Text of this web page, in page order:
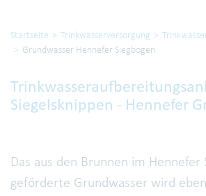
Startseite Trinkwasserversorgung
Grundwasser Hennefer Siegbogen
Siegelsknippen - Hennefer
Das aus den Brunnen im Hennefer
geförderte Grundwasser wird